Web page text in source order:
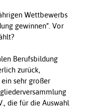
Wettbewerbs
gewinnen“. Vor
Berufsbildung
zurück,
sehr großer
die für die Auswahl